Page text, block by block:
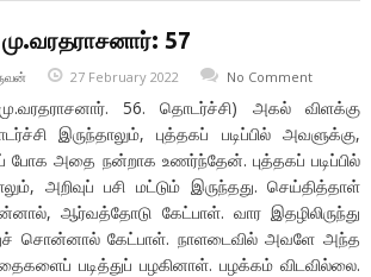
57
27 February 2022 No Comment
56. தொடர்ச்சி) அகல் விளக்கு
இருந்தாலும், புத்தகப் படிப்பில் அவளுக்கு,
அதை நன்றாக உணர்ந்தேன். புத்தகப் படிப்பில்
அறிவுப் பசி மட்டும் இருந்தது. செய்தித்தாள்
ஆர்வத்தோடு கேட்பாள். வார இதழிலிருந்து
சொன்னால் கேட்பாள். நாளடைவில் அவளே அந்த
படித்துப் பழகினாள். பழக்கம் விடவில்லை.